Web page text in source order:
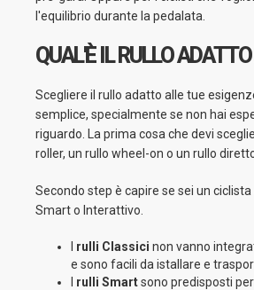
l'equilibrio durante la pedalata.
QUAL'È IL RULLO
Scegliere il rullo adatto alle tue
semplice, specialmente se non hai
riguardo. La prima cosa che devi
roller, un rullo wheel-on o un rullo
Secondo step è capire se sei un ciclista
Smart o Interattivo.
rulli Classici non vanno
e sono facili da istallare e
rulli Smartsono predisposti